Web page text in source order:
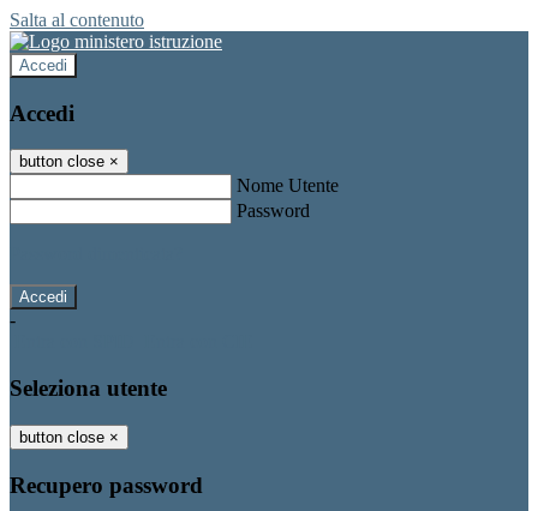
Salta al contenuto
Accedi
Accedi
button close ×
Nome Utente
Password
-
Seleziona utente
button close ×
Recupero password